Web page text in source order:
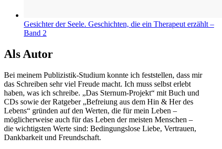
Gesichter der Seele. Geschichten, die ein Therapeut erzählt –
Band 2
Als Autor
Bei meinem Publizistik-Studium konnte ich feststellen, dass mir
das Schreiben sehr viel Freude macht. Ich muss selbst erlebt
haben, was ich schreibe. „Das Sternum-Projekt“ mit Buch und
CDs sowie der Ratgeber „Befreiung aus dem Hin & Her des
Lebens“ gründen auf den Werten, die für mein Leben –
möglicherweise auch für das Leben der meisten Menschen –
die wichtigsten Werte sind: Bedingungslose Liebe, Vertrauen,
Dankbarkeit und Freundschaft.